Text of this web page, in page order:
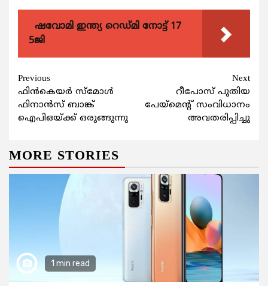
ഷവോമി ഇന്ത്യ റെഡ്മി നോട്ട് 17
5ജി
Continue
Reading
Previous
ഫിന്‍കെയര്‍ സ്മോള്‍
ഫിനാന്‍സ് ബാങ്ക്
ഐപിഒയ്ക്ക് ഒരുങ്ങുന്നു
Next
റീപോസ് പുതിയ
പേയ്മെന്റ് സംവിധാനം
അവതരിപ്പിച്ചു
MORE STORIES
1 min read